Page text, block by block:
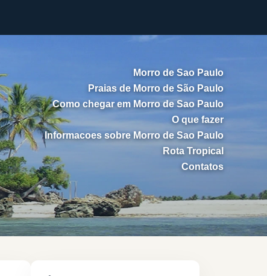
Morro de Sao Paulo
Praias de Morro de São Paulo
Como chegar em Morro de Sao Paulo
O que fazer
Informacoes sobre Morro de Sao Paulo
Rota Tropical
Contatos